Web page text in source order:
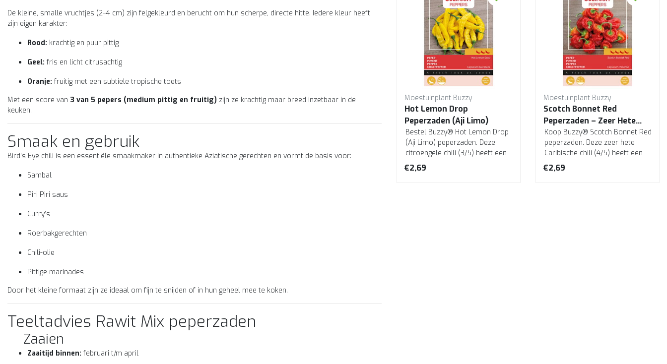
De kleine, smalle vruchtjes (2–4 cm) zijn felgekleurd en berucht om hun scherpe, directe hitte. Iedere kleur heeft
zijn eigen karakter:
Rood: krachtig en puur pittig
Geel: fris en licht citrusachtig
Oranje: fruitig met een subtiele tropische toets
Met een score van 3 van 5 pepers (medium pittig en fruitig) zijn ze krachtig maar breed inzetbaar in de
keuken.
Smaak en gebruik
Bird’s Eye chili is een essentiële smaakmaker in authentieke Aziatische gerechten en vormt de basis voor:
Sambal
Piri Piri saus
Curry’s
Roerbakgerechten
Chili-olie
Pittige marinades
Door het kleine formaat zijn ze ideaal om fijn te snijden of in hun geheel mee te koken.
Teeltadvies Rawit Mix peperzaden
Zaaien
Zaaitijd binnen: februari t/m april
Moestuinplant Buzzy
Hot Lemon Drop
Peperzaden (Aji Limo)
Bestel Buzzy® Hot Lemon Drop
(Aji Limo) peperzaden. Deze
citroengele chili (3/5) heeft een
frisse, citrusachtige smaak e...
€2,69
Moestuinplant Buzzy
Scotch Bonnet Red
Peperzaden – Zeer Hete
Caribische Chili
Koop Buzzy® Scotch Bonnet Red
peperzaden. Deze zeer hete
Caribische chili (4/5) heeft een
tropisch fruitaroma en rijpt v...
€2,69